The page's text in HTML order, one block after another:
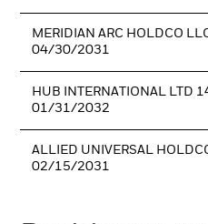
MERIDIAN ARC HOLDCO
04/30/2031
HUB INTERNATIONAL LTD
01/31/2032
ALLIED UNIVERSAL
02/15/2031